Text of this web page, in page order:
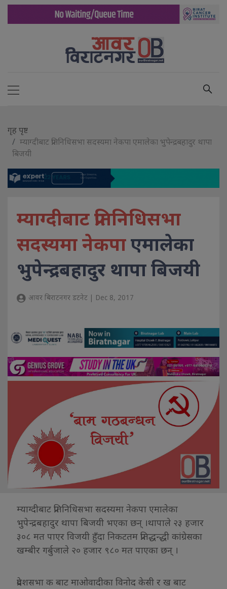
गृह पृष्ट
म्याग्दीबाट प्रतिनिधिसभा सदस्यमा नेकपा एमालेका भुपेन्द्रबहादुर थापा
बिजयी
म्याग्दीबाट प्रतिनिधिसभा
सदस्यमा नेकपाएमालेका
भुपेन्द्रबहादुर थापा बिजयी
आवर बिराटनगर डटनेट | Dec 8, 2017
म्याग्दीबाट प्रतिनिधिसभा सदस्यमा नेकपा एमालेका
भुपेन्द्रबहादुर थापा बिजयी भएका छन् ।थापाले २३ हजार
३०८ मत पाएर विजयी हुँदा निकटतम प्रतिद्धन्द्धी कांग्रेसका
खम्बीर गर्बुजाले २० हजार ९८० मत पाएका छन् ।
प्रदेशसभा क बाट माओवादीका विनोद केसी र ख बाट